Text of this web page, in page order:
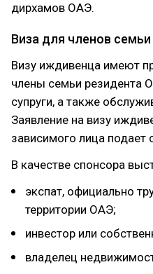
дирхамов ОАЭ.
Виза для членов
Визу иждивенца имеют
члены семьи резидента
супруги, а также
Заявление на визу
зависимого лица подает
В качестве спонсора
экспат, официально
территории ОАЭ;
инвестор или
владелец